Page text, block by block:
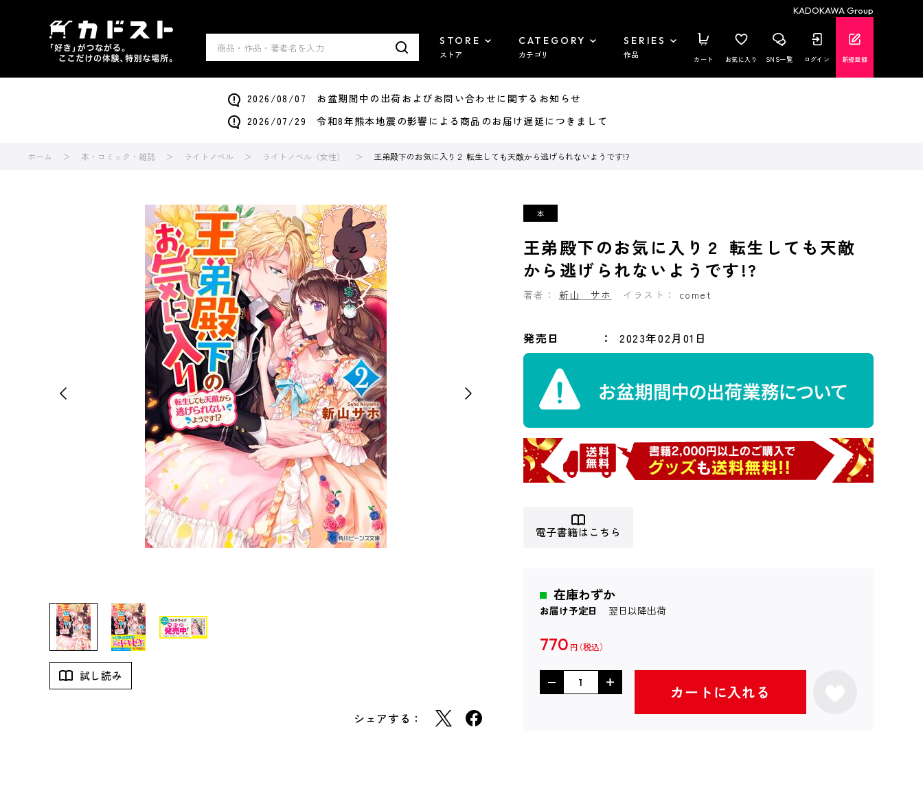
KADOKAWA Group
STORE
ストア
CATEGORY
カテゴリ
SERIES
作品 カート お気に入り SNS一覧 ログイン 新規登録
2026/08/07 お盆期間中の出荷およびお問い合わせに関するお知らせ
2026/07/29 令和8年熊本地震の影響による商品のお届け遅延につきまして
ホーム 本・コミック・雑誌 ライトノベル ライトノベル（女性） 王弟殿下のお気に入り２ 転生しても天敵から逃げられないようです!?
試し読み
シェアする：
王弟殿下のお気に入り２ 転生しても天敵
から逃げられないようです!?
著者： 新山 サホ イラスト： comet
発売日 2023年02月01日
電子書籍はこちら
在庫わずか
お届け予定日 翌日以降出荷
770 円
カートに入れる